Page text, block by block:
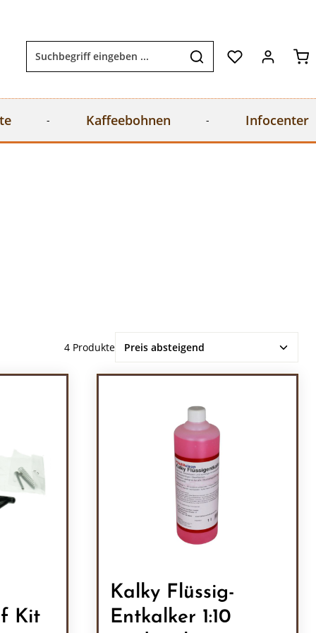
Kaffeebohnen Infocenter
4 Produkte
Kalky Flüssig-
Entkalker 1:10